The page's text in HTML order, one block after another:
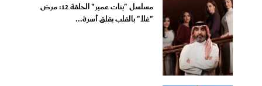
مسلسل "بنات عمير" الحلقة 12: مرض
"غلا" بالقلب يقلق أسرة...